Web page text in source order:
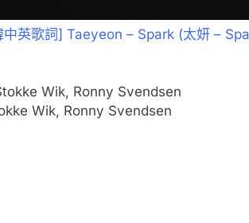
中英歌詞] Taeyeon – Spark (太妍 –
Wik, Ronny Svendsen
Wik, Ronny Svendsen